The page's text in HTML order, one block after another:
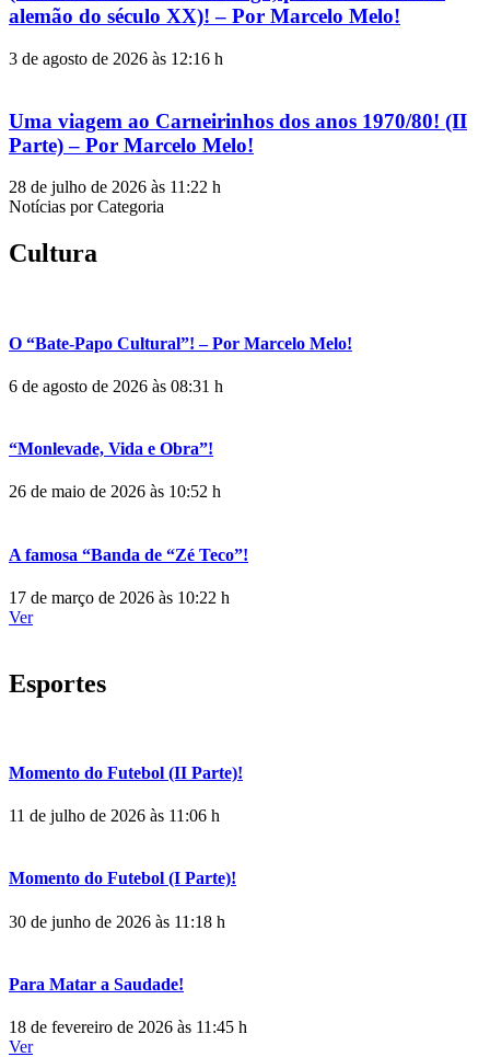
alemão do século XX)! – Por Marcelo Melo!
3 de agosto de 2026 às 12:16 h
Uma viagem ao Carneirinhos dos anos 1970/80! (II
Parte) – Por Marcelo Melo!
28 de julho de 2026 às 11:22 h
Notícias por Categoria
Cultura
O “Bate-Papo Cultural”! – Por Marcelo Melo!
6 de agosto de 2026 às 08:31 h
“Monlevade, Vida e Obra”!
26 de maio de 2026 às 10:52 h
A famosa “Banda de “Zé Teco”!
17 de março de 2026 às 10:22 h
Ver
Esportes
Momento do Futebol (II Parte)!
11 de julho de 2026 às 11:06 h
Momento do Futebol (I Parte)!
30 de junho de 2026 às 11:18 h
Para Matar a Saudade!
18 de fevereiro de 2026 às 11:45 h
Ver